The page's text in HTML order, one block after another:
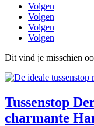
Volgen
Volgen
Volgen
Volgen
Dit vind je misschien
Tussenstop
charmante